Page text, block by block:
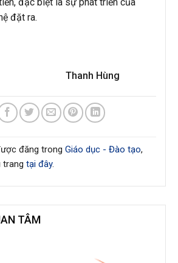
đặc biệt là sự phát triển của
đặt ra.
Hùng
đăng trong Giáo dục - Đào tạo,
trang tại đây.
TÂM